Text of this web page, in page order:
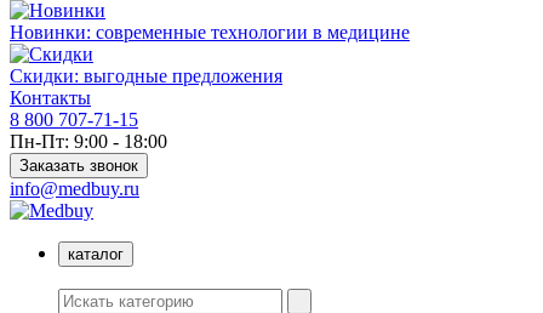
Новинки: современные технологии в медицине
Скидки: выгодные предложения
Контакты
8 800 707-71-15
Пн-Пт: 9:00 - 18:00
Заказать звонок
info@medbuy.ru
каталог